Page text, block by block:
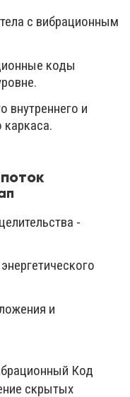
с вибрационным
коды
внутреннего и
каркаса.
-
и
Код
скрытых